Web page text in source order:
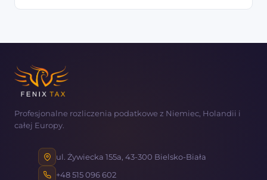
Profesjonalne rozliczenia podatkowe z Niemiec, Holandii i
całej Europy.
ul. Żywiecka 155a, 43-300 Bielsko-Biała
+48 515 096 602